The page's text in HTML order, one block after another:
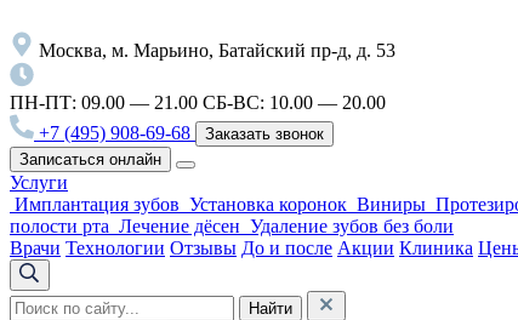
Москва, м. Марьино, Батайский пр-д, д. 53
ПН-ПТ: 09.00 — 21.00 СБ-ВС: 10.00 — 20.00
+7 (495) 908-69-68
Заказать звонок
Записаться онлайн
Услуги
Имплантация зубов Установка коронок Виниры
полости рта Лечение дёсен Удаление зубов без боли
Врачи Технологии Отзывы До и после Акции Клиника
Найти